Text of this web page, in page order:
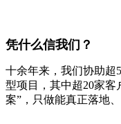
凭什么信我们？
十余年来，我们协助超
型项目，其中超20家客
案”，只做能真正落地